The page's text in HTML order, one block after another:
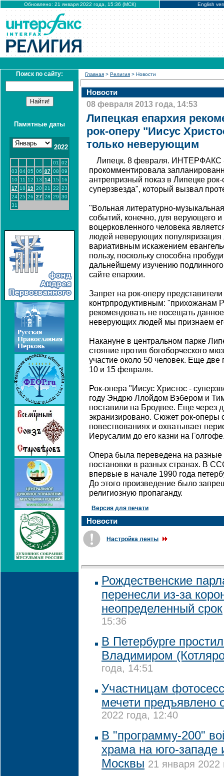
Обновлено: 21 января 2022 года, 15:36 (МСК) English
Поиск по сайту:
Памятные даты
2022
01
02
03 04 05 06 07 08 09
10
11 12 13 14 15
16
17 18 19 20 21 22 23
24 25 26 27 28 29 30
31
Главная > Религия > Новости
Новости
08 февраля 2013 года, 14:53
Липецкая епархия
рок-оперу "Иисус
только неверующим
Липецк. 8 февраля. ИНТЕРФАКС
прокомментировала
антрепризный показ в Липецке
суперзвезда", который вызвал
"Вольная литературно-музыкальная
событий, конечно, для верующего
воцерковленного человека
людей неверующих популяризация
вариативным искажением
пользу, поскольку способна
дальнейшему изучению
сайте епархии.
Запрет на рок-оперу
контрпродуктивным: "прихожанам
рекомендовать не посещать
неверующих людей мы признаем
Накануне в центральном парке
стояние против богоборческого
участие около 50 человек. Еще
10 и 15 февраля.
Рок-опера "Иисус Христос -
году Эндрю Ллойдом Вэбером и
поставили на Бродвее. Еще через
экранизировано. Сюжет рок-оперы
повествованиях и охватывает
Иерусалим до его казни на
Опера была переведена на
постановки в разных странах. В
впервые в начале 1990 года
До этого произведение было
религиозную пропаганду.
Версия для печати
Новости
Настройка ленты
Рождественские
перенесли из-за
неопределенный срок
15:36
В Петербурге
Владимиром
года, 14:51
Участницам
мечети предъявлено
2022 года, 12:40
В "программу-200"
храма на юго-западе
Москвы 21 января 2022